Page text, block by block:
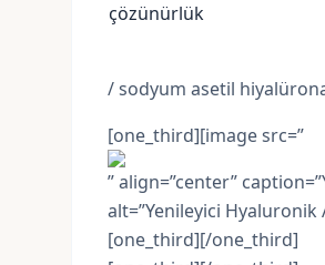
çözünürlük
/ sodyum asetil
[one_third][image src=”
” align=”center”
alt=”Yenileyici
[one_third][/one_third]